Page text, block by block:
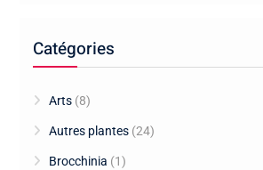
Catégories
Arts (8)
Autres plantes (24)
Brocchinia (1)